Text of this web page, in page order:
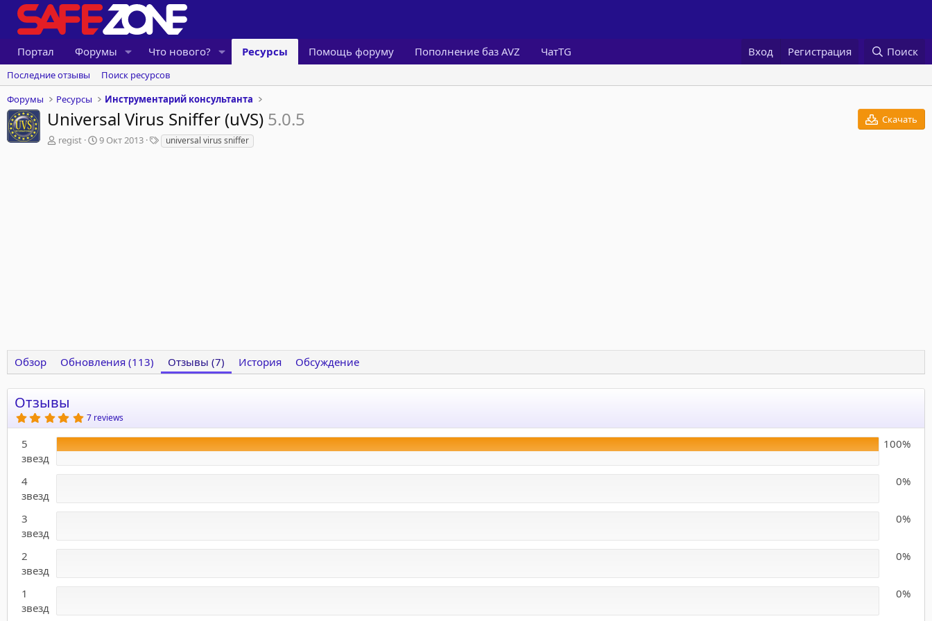
Портал Форумы Что нового? Ресурсы Помощь форуму Пополнение баз AVZ ЧатTG Вход Регистрация Поиск
Последние отзывы
Поиск ресурсов
Форумы
Ресурсы Инструментарий консультанта
Universal Virus Sniffer (uVS) 5.0.5
Скачать
А
regist
Д
9 Окт 2013
Т
е
universal virus sniffer
Обзор Обновления (113) Отзывы (7) История Обсуждение
Отзывы
5
.
0
0
з
в
ё
7 reviews
5
звезд
100%
4
звезд
0%
3
звезд
0%
2
звезд
0%
1
звезд
0%